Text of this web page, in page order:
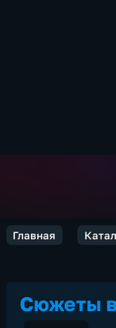
Главная
Сюжеты